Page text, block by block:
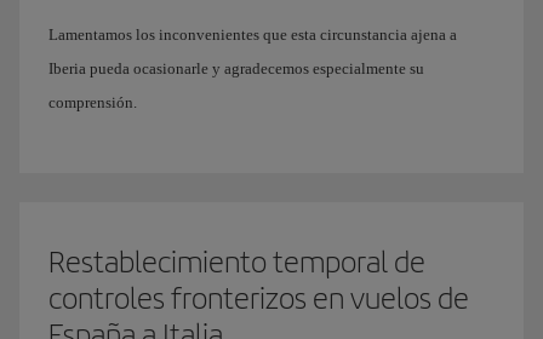
Lamentamos los inconvenientes que esta circunstancia ajena a
Iberia pueda ocasionarle y agradecemos especialmente su
comprensión.
Restablecimiento temporal de
controles fronterizos en vuelos de